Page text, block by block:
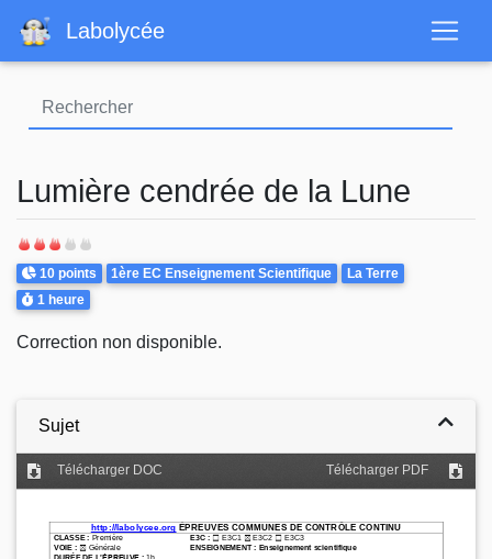
contenu
Labolycée
Lumière cendrée de la Lune
Points
10 points Theme
1ère EC Enseignement Scientifique La Terre
Durée
1 heure
Correction non disponible.
Sujet